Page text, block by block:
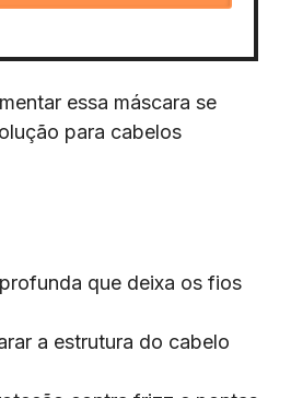
essa máscara se
para cabelos
que deixa os fios
a estrutura do cabelo